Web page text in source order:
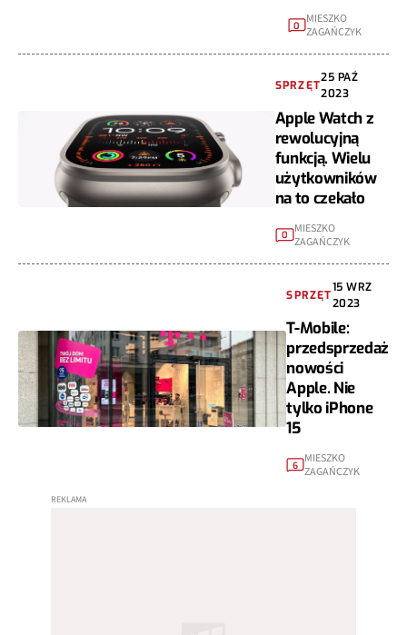
0 MIESZKO
ZAGAŃCZYK
SPRZĘT
25 PAŹ
2023
Apple Watch z
rewolucyjną
funkcją. Wielu
użytkowników
na to czekało
0
MIESZKO
ZAGAŃCZYK
SPRZĘT
15 WRZ
2023
T-Mobile:
przedsprzedaż
nowości
Apple. Nie
tylko iPhone
15
6
MIESZKO
ZAGAŃCZYK